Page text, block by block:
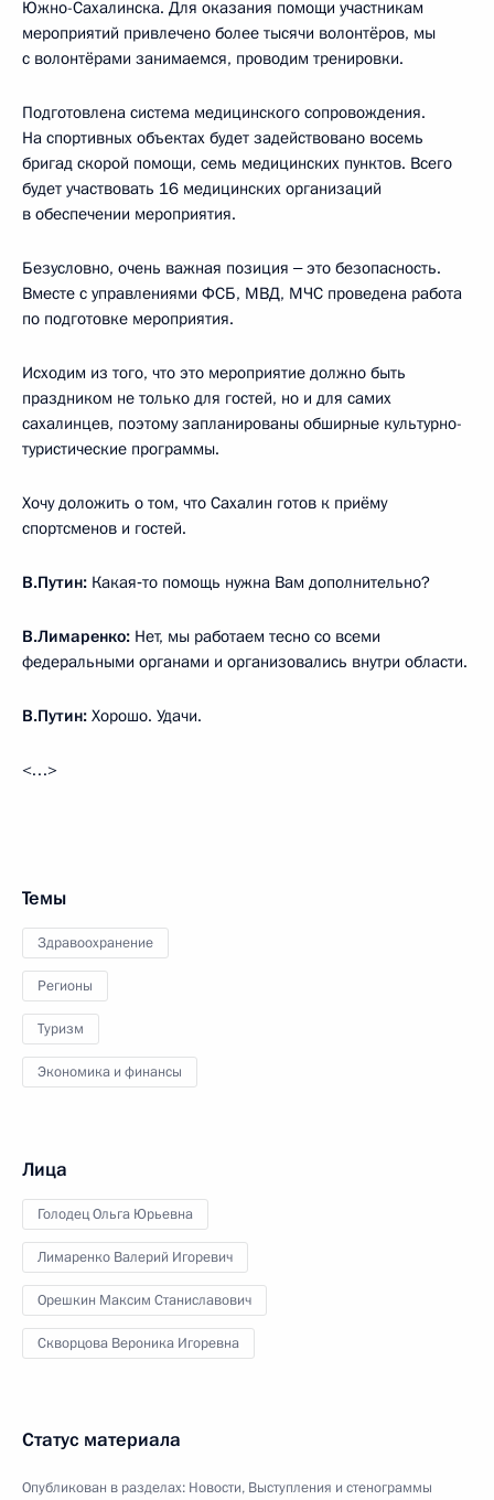
Южно-Сахалинска. Для оказания помощи участникам
мероприятий привлечено более тысячи волонтёров, мы
с волонтёрами занимаемся, проводим тренировки.
Подготовлена система медицинского сопровождения.
На спортивных объектах будет задействовано восемь
бригад скорой помощи, семь медицинских пунктов. Всего
будет участвовать 16 медицинских организаций
в обеспечении мероприятия.
Безусловно, очень важная позиция ‒ это безопасность.
Вместе с управлениями ФСБ, МВД, МЧС проведена работа
по подготовке мероприятия.
Исходим из того, что это мероприятие должно быть
праздником не только для гостей, но и для самих
сахалинцев, поэтому запланированы обширные культурно-
туристические программы.
Хочу доложить о том, что Сахалин готов к приёму
спортсменов и гостей.
В.Путин: Какая‑то помощь нужна Вам дополнительно?
В.Лимаренко: Нет, мы работаем тесно со всеми
федеральными органами и организовались внутри области.
В.Путин: Хорошо. Удачи.
<…>
Темы
Здравоохранение
Регионы
Туризм
Экономика и финансы
Лица
Голодец Ольга Юрьевна
Лимаренко Валерий Игоревич
Орешкин Максим Станиславович
Скворцова Вероника Игоревна
Статус материала
Опубликован в разделах: Новости, Выступления и стенограммы